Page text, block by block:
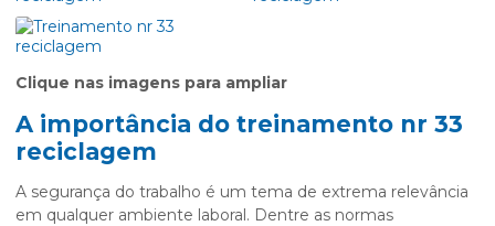
Clique nas imagens para ampliar
A importância do treinamento nr 33
reciclagem
A segurança do trabalho é um tema de extrema relevância
em qualquer ambiente laboral. Dentre as normas